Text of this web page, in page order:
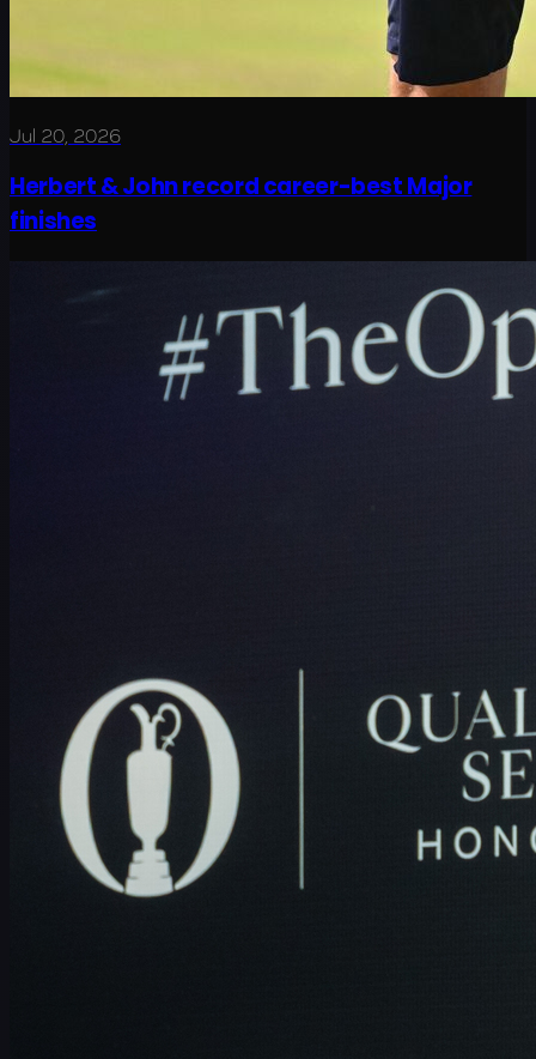
Jul 20, 2026
Herbert & John record career-best Major
finishes